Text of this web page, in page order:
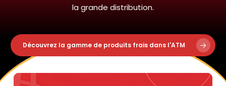
la grande distribution.
Découvrez la gamme de produits frais dans l'ATM